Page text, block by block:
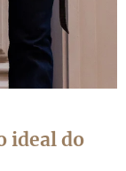
ideal do